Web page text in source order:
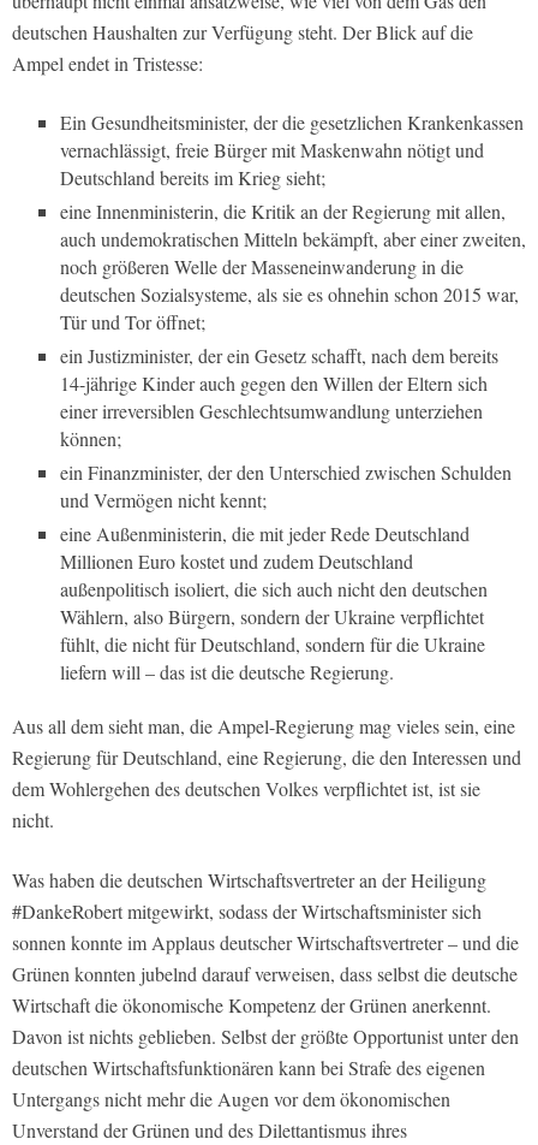
deutschen Haushalten zur Verfügung steht. Der Blick auf die
Ampel endet in Tristesse:
Ein Gesundheitsminister, der die gesetzlichen Krankenkassen
vernachlässigt, freie Bürger mit Maskenwahn nötigt und
Deutschland bereits im Krieg sieht;
eine Innenministerin, die Kritik an der Regierung mit allen,
auch undemokratischen Mitteln bekämpft, aber einer zweiten,
noch größeren Welle der Masseneinwanderung in die
deutschen Sozialsysteme, als sie es ohnehin schon 2015 war,
Tür und Tor öffnet;
ein Justizminister, der ein Gesetz schafft, nach dem bereits
14-jährige Kinder auch gegen den Willen der Eltern sich
einer irreversiblen Geschlechtsumwandlung unterziehen
können;
ein Finanzminister, der den Unterschied zwischen Schulden
und Vermögen nicht kennt;
eine Außenministerin, die mit jeder Rede Deutschland
Millionen Euro kostet und zudem Deutschland
außenpolitisch isoliert, die sich auch nicht den deutschen
Wählern, also Bürgern, sondern der Ukraine verpflichtet
fühlt, die nicht für Deutschland, sondern für die Ukraine
liefern will – das ist die deutsche Regierung.
Aus all dem sieht man, die Ampel-Regierung mag vieles sein, eine
Regierung für Deutschland, eine Regierung, die den Interessen und
dem Wohlergehen des deutschen Volkes verpflichtet ist, ist sie
nicht.
Was haben die deutschen Wirtschaftsvertreter an der Heiligung
#DankeRobert mitgewirkt, sodass der Wirtschaftsminister sich
sonnen konnte im Applaus deutscher Wirtschaftsvertreter – und die
Grünen konnten jubelnd darauf verweisen, dass selbst die deutsche
Wirtschaft die ökonomische Kompetenz der Grünen anerkennt.
Davon ist nichts geblieben. Selbst der größte Opportunist unter den
deutschen Wirtschaftsfunktionären kann bei Strafe des eigenen
Untergangs nicht mehr die Augen vor dem ökonomischen
Unverstand der Grünen und des Dilettantismus ihres